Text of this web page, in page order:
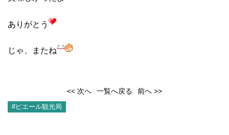
ありがとう
じゃ、またね
<< 次へ 一覧へ戻る 前へ >>
#ピエール観光局